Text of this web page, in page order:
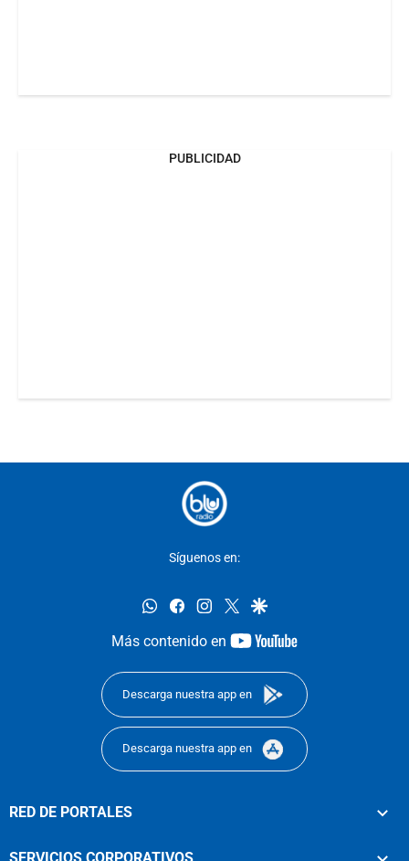
PUBLICIDAD
Síguenos en:
whatsappfacebookinstagram
twittergoogle
Más contenido en
youtube-
Descarga nuestra app en
Descarga nuestra app en
RED DE PORTALES